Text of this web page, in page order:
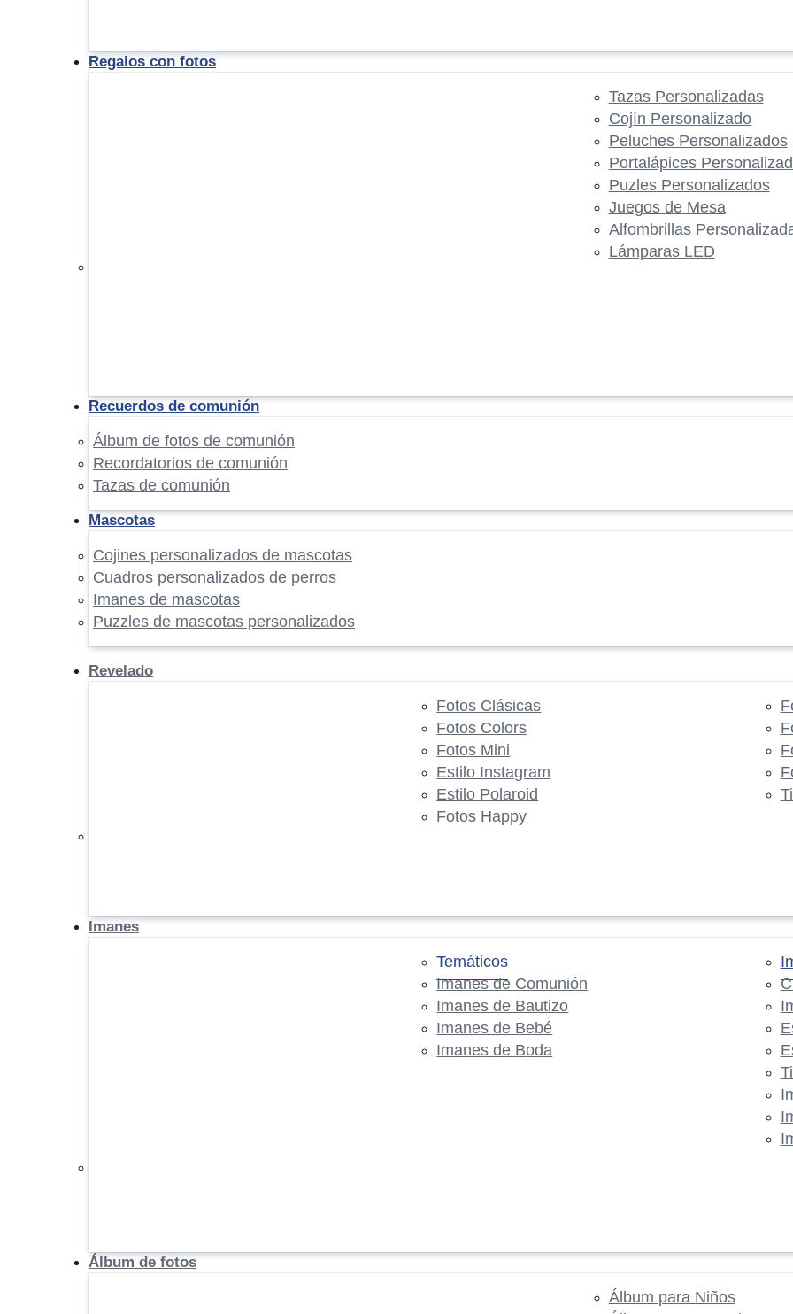
Regalos con fotos
Tazas Personalizadas
Cojín Personalizado
Peluches Personalizados
Portalápices
Puzles Personalizados
Juegos de Mesa
Alfombrillas
Lámparas LED
Recuerdos de comunión
Álbum de fotos de comunión
Recordatorios de comunión
Tazas de comunión
Mascotas
Cojines personalizados de mascotas
Cuadros personalizados de perros
Imanes de mascotas
Puzzles de mascotas personalizados
Revelado
Fotos Clásicas
Fotos Colors
Fotos Mini
Estilo Instagram
Estilo Polaroid
Fotos Happy
Imanes
Temáticos
Imanes de Comunión
Imanes de Bautizo
Imanes de Bebé
Imanes de Boda
Álbum de fotos
Álbum para Niños